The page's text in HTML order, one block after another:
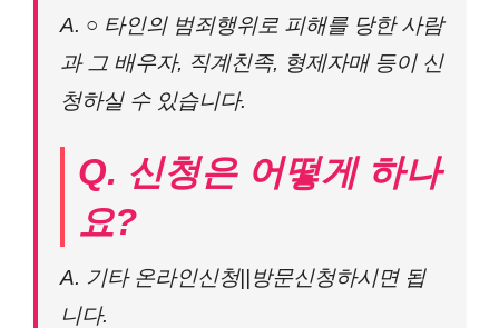
A. ○ 타인의 범죄행위로 피해를 당한 사람
과 그 배우자, 직계친족, 형제자매 등이 신
청하실 수 있습니다.
Q. 신청은 어떻게 하나
요?
A. 기타 온라인신청||방문신청하시면 됩
니다.